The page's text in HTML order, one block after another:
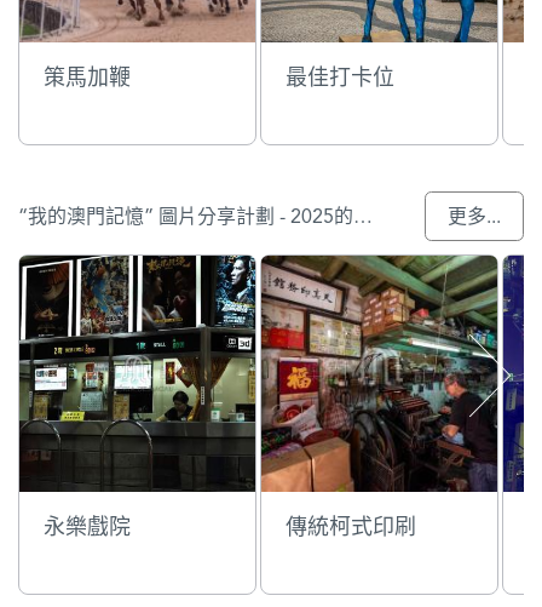
策馬加鞭 最佳打卡位
“我的澳門記憶” 圖片分享計劃 - 2025的入選作品 更多...
永樂戲院 傳統柯式印刷